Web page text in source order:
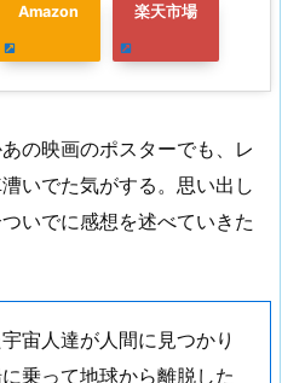
Amazon 楽天市場
の映画のポスターでも、レ
いでた気がする。思い出し
いでに感想を述べていきた
宙人達が人間に見つかり
乗って地球から離脱した